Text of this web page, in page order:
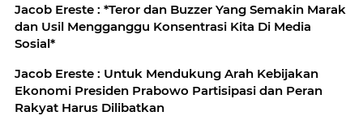
Jacob Ereste : *Teror dan Buzzer Yang Semakin Marak
dan Usil Mengganggu Konsentrasi Kita Di Media
Sosial*
Jacob Ereste : Untuk Mendukung Arah Kebijakan
Ekonomi Presiden Prabowo Partisipasi dan Peran
Rakyat Harus Dilibatkan